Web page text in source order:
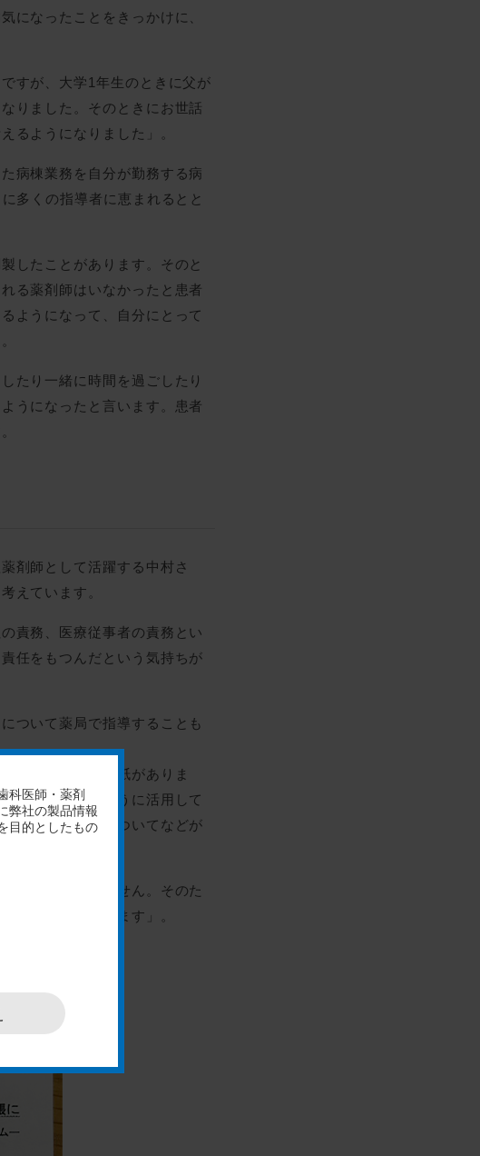
になったことをきっかけに、
すが、大学1年生のときに父が
りました。そのときにお世話
るようになりました」。
病棟業務を自分が勤務する病
多くの指導者に恵まれるとと
したことがあります。そのと
る薬剤師はいなかったと患者
ようになって、自分にとって
たり一緒に時間を過ごしたり
うになったと言います。患者
剤師として活躍する中村さ
えています。
責務、医療従事者の責務とい
任をもつんだという気持ちが
ついて薬局で指導することも
に渡している用紙がありま
を薬局でどのように活用して
要であることについてなどが
かないといけません。そのた
の責務だと思います」。